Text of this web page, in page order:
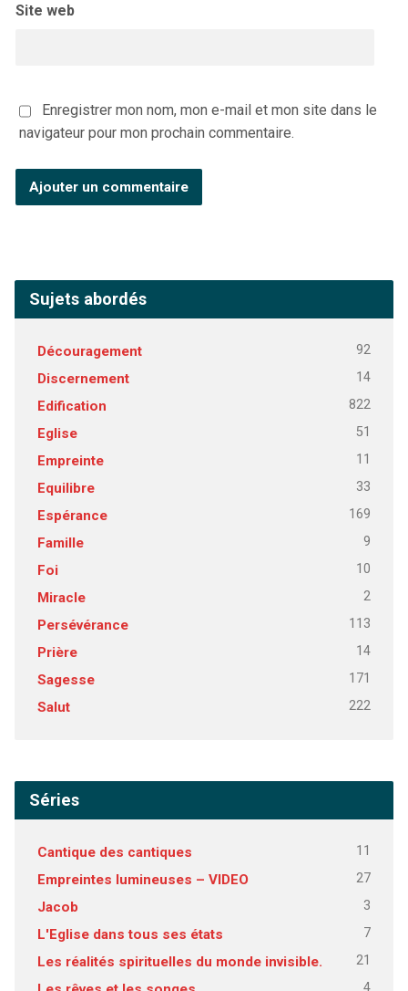
Site web
Enregistrer mon nom, mon e-mail et mon site dans le
navigateur pour mon prochain commentaire.
Sujets abordés
Découragement 92
Discernement 14
Edification 822
Eglise 51
Empreinte 11
Equilibre 33
Espérance 169
Famille 9
Foi 10
Miracle 2
Persévérance 113
Prière 14
Sagesse 171
Salut 222
Séries
Cantique des cantiques 11
Empreintes lumineuses – VIDEO 27
Jacob 3
L'Eglise dans tous ses états 7
Les réalités spirituelles du monde invisible. 21